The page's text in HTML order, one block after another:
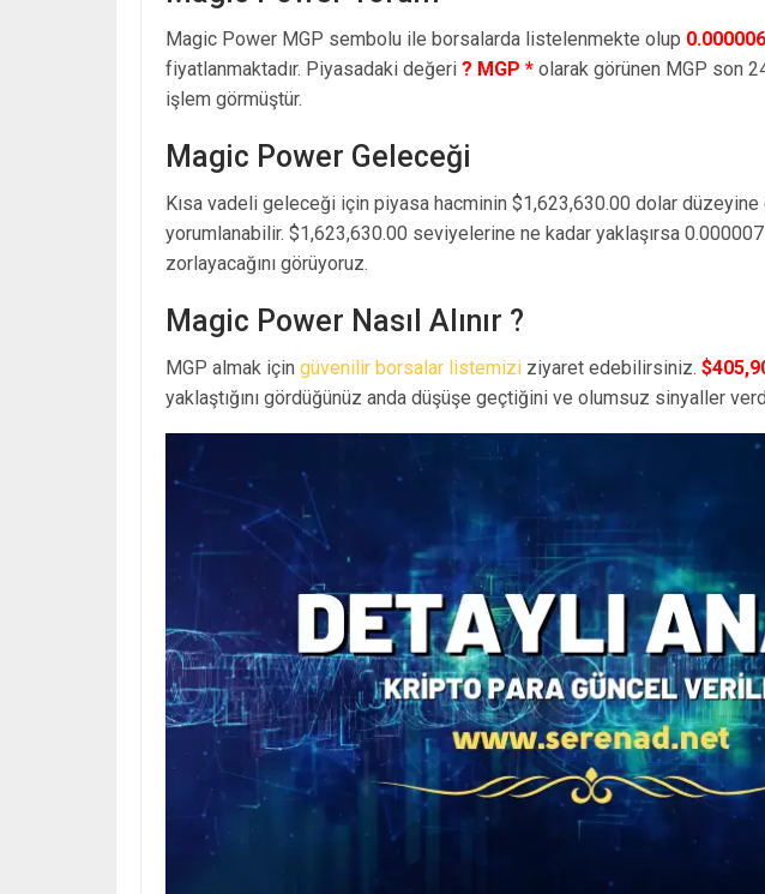
Magic Power MGP sembolu ile borsalarda listelenmekte olup
fiyatlanmaktadır. Piyasadaki değeri ? MGP * olarak görünen MGP son
işlem görmüştür.
Magic Power Geleceği
Kısa vadeli geleceği için piyasa hacminin $1,623,630.00 dolar düzeyine
yorumlanabilir. $1,623,630.00 seviyelerine ne kadar yaklaşırsa 0.000007
zorlayacağını görüyoruz.
Magic Power Nasıl Alınır ?
MGP almak için güvenilir borsalar listemizi ziyaret edebilirsiniz.
yaklaştığını gördüğünüz anda düşüşe geçtiğini ve olumsuz sinyaller